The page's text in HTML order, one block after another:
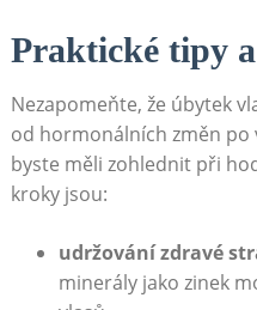
Praktické tipy
Nezapomeňte, že úbytek
od hormonálních změn
byste měli zohlednit při
kroky jsou:
udržování zdravé
minerály jako zinek